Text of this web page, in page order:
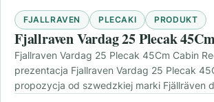
FJALLRAVEN PLECAKI PRODUKT
Fjallraven Vardag 25 Plecak
Fjallraven Vardag 25 Plecak 45Cm Cabin
prezentacja Fjallraven Vardag 25 Plecak
propozycja od szwedzkiej marki Fjällräven